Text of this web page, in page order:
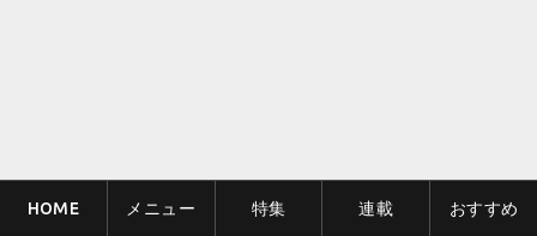
HOME メニュー 特集 連載 おすすめ